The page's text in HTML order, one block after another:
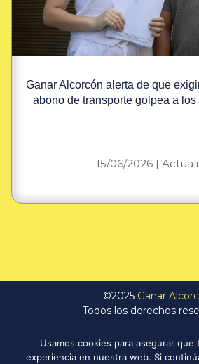
Ganar Alcorcón alerta de que
abono de transporte golpea a
15/06/2026|
©2025 Ganar
Todos los derechos
Transparencia
Política de
Usamos cookies para asegurar que
experiencia en nuestra web. Si